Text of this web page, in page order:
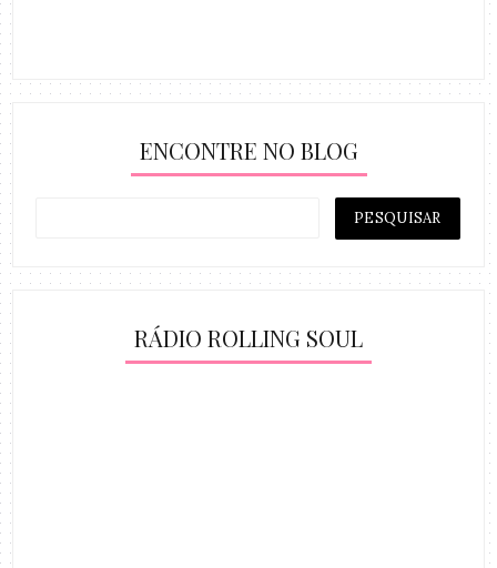
ENCONTRE NO BLOG
RÁDIO ROLLING SOUL